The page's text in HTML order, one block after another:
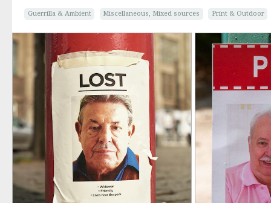
Guerrilla & Ambient Miscellaneous, Mixed sources Print & Outdoor